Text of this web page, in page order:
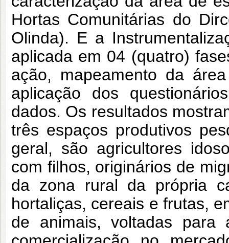
Hortas Comunitárias do
Olinda). E a
aplicada em 04 (quatro)
ação, mapeamento da
aplicação dos
dados. Os resultados
três espaços produtivos
geral, são agricultores
com filhos, originários de
da zona rural da própria
hortaliças, cereais e frutas,
de animais, voltadas para